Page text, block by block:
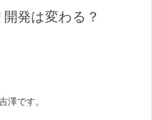
発は変わる？
澤です。